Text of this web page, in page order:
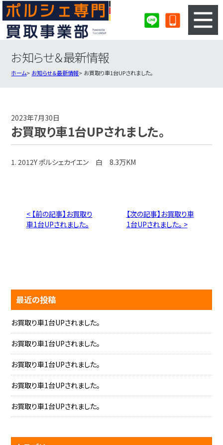
3ステップのカンタン査定
ポルシェ買取実績
お知らせ＆最新情報
ホーム お知らせ＆最新情報 お買取り車1台UPされました。
2023年7月30日
お買取り車1台UPされました。
1. 2012Y ポルシェカイエン 白 8.3万KM
< 【前の記事】お買取り
車1台UPされました。
【次の記事】お買取り車
1台UPされました。 >
最近の投稿
お買取り車1台UPされました。
お買取り車1台UPされました。
お買取り車1台UPされました。
お買取り車1台UPされました。
お買取り車1台UPされました。